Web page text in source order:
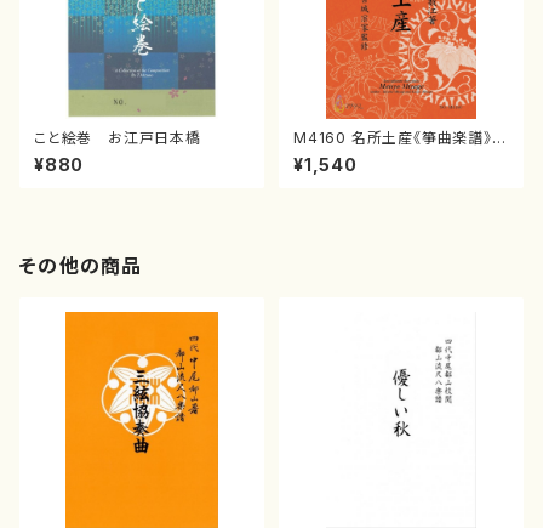
こと絵巻 お江戸日本橋
¥880
M4160 名所土産《箏曲楽譜》
（箏/宮城喜代子・宮城数江著・
宮城宗家監修/箏曲古典楽譜）
¥1,540
その他の商品